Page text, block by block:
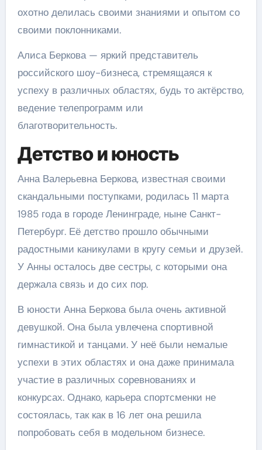
охотно делилась своими знаниями и опытом со
своими поклонниками.
Алиса Беркова — яркий представитель
российского шоу-бизнеса, стремящаяся к
успеху в различных областях, будь то актёрство,
ведение телепрограмм или
благотворительность.
Детство и юность
Анна Валерьевна Беркова, известная своими
скандальными поступками, родилась 11 марта
1985 года в городе Ленинграде, ныне Санкт-
Петербург. Её детство прошло обычными
радостными каникулами в кругу семьи и друзей.
У Анны осталось две сестры, с которыми она
держала связь и до сих пор.
В юности Анна Беркова была очень активной
девушкой. Она была увлечена спортивной
гимнастикой и танцами. У неё были немалые
успехи в этих областях и она даже принимала
участие в различных соревнованиях и
конкурсах. Однако, карьера спортсменки не
состоялась, так как в 16 лет она решила
попробовать себя в модельном бизнесе.